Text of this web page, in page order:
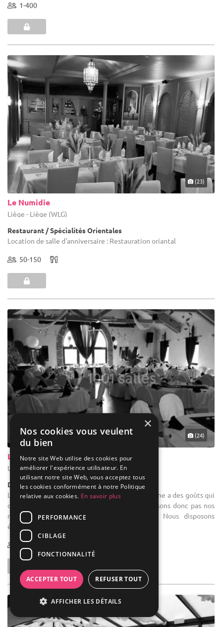
1-400
(23)
Le Numidie
Liège - Liège (WLG)
Restaurant / Spécialités Orientales
Location de salle d'anniversaire : Restauration oriantal
50-150
(24)
La Ferme Des Carmes
Liège - Liège (WLG)
Demeure de caractère / Corps de Ferme
Location de salle d'anniversaire : Chaque personne a des goûts qui
divergent et un budget différent, nous n'imposons donc pas nos
menus ou nos décorations, vous choisissez. Nous disposons
également d'un ...
1-300
×
Nos cookies vous veulent
du bien
Notre site Web utilise des cookies pour
améliorer l'expérience utilisateur. En
utilisant notre site Web, vous acceptez tous
les cookies conformément à notre Politique
relative aux cookies. En savoir plus
PERFORMANCE
CIBLAGE
FONCTIONNALITÉ
ACCEPTER TOUT REFUSER TOUT
AFFICHER LES DÉTAILS